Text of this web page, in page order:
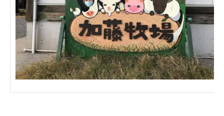
医療法人 共生会
松園病院介護医療院
松園第二病院
複合ケアセンターまつぞの
医療法人社団 鴻愛会